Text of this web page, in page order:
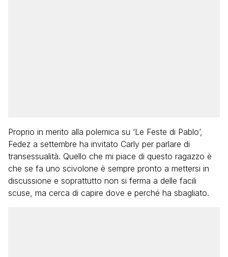
Proprio in merito alla polemica su ‘Le Feste di Pablo’,
Fedez a settembre ha invitato Carly per parlare di
transessualità. Quello che mi piace di questo ragazzo è
che se fa uno scivolone è sempre pronto a mettersi in
discussione e soprattutto non si ferma a delle facili
scuse, ma cerca di capire dove e perché ha sbagliato.